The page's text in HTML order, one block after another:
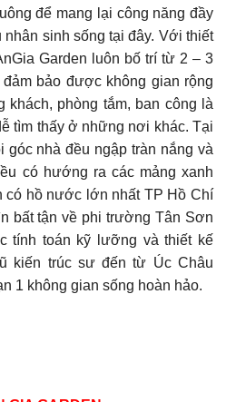
để mang lại công năng đầy
sinh sống tại đây. Với thiết
Garden luôn bố trí từ 2 – 3
bảo được không gian rộng
khách, phòng tắm, ban công là
tìm thấy ở những nơi khác. Tại
góc nhà đều ngập tràn nắng và
có hướng ra các mảng xanh
có hồ nước lớn nhất TP Hồ Chí
bất tận về phi trường Tân Sơn
tính toán kỹ lưỡng và thiết kế
kiến trúc sư đến từ Úc Châu
1 không gian sống hoàn hảo.